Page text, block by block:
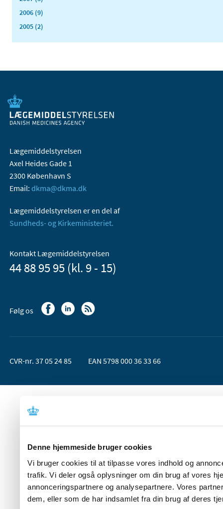
Denne hjemmeside bruger cookies
Vi bruger cookies til at tilpasse vores indhold og
trafik. Vi deler også oplysninger om din brug af vores
annonceringspartnere og analysepartnere. Vores
dem, eller som de har indsamlet fra din brug af deres
2006 (9)
2005 (2)
Lægemiddelstyrelsen
Axel Heides Gade 1
2300 København S
Email: dkma@dkma.dk
Lægemiddelstyrelsen er en del af
Sundheds- og Kirkeministeriet.
Kontakt Lægemiddelstyrelsen
44 88 95 95 (kl. 9 - 15)
Følg os
CVR-nr. 37 05 24 85 EAN 5798 000 36 33 66